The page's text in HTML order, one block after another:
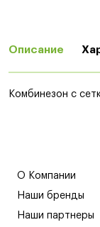
Описание
Комбинезон с
О Компании
Наши бренды
Наши партнеры